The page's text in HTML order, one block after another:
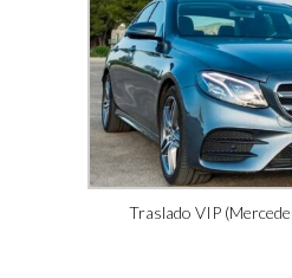
Traslado VIP